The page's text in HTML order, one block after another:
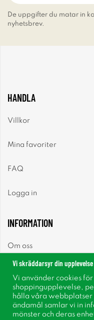
De uppgifter du matar in
nyhetsbrev.
HANDLA
Villkor
Mina favoriter
FAQ
Logga in
INFORMATION
Om oss
Nyhetsbrev
Om cookies
Vi skräddarsyr din upplevelse
Vi använder cookies
shoppingupplevelse,
hålla våra
ändamål samlar vi in
mönster och deras